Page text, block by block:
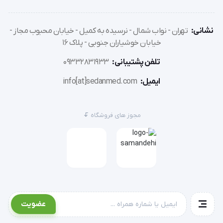
بنابراین برای انتخاب جوراب مناسب:
خانگی به کار میرود.
زانو، بالای زانو و یا شلواری) انتخاب نمایید.
نشانی: تهران - نواب شمال - نرسیده به کمیل - خیابان محبوب مجاز -
خیابان خوشیاران جنوبی - پلاک 16
تلفن پشتیبانی: 09332831933
ایمیل: info[at]sedanmed.com
مجوز های فروشگاه
عضویت